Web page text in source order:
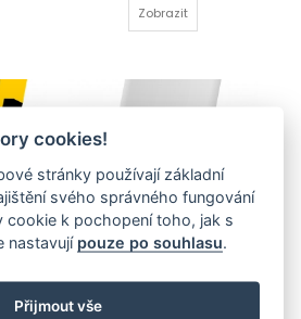
Zobrazit
-
SAMOLEPICÍ
Přechodový profil 40 mm -
plochý (samolepící) Küberit
441 SK
736,00 Kč
cookies!
stránky používají základní
svého správného fungování
cookie k pochopení toho, jak s
nastavují pouze po souhlasu.
Přijmout vše